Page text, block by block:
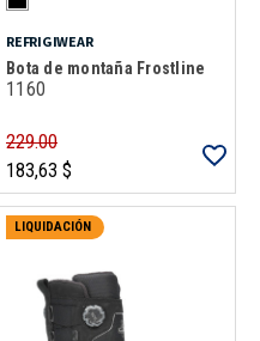
REFRIGIWEAR
Bota de montaña Frostline
1160
229.00
183,63 $
LIQUIDACIÓN